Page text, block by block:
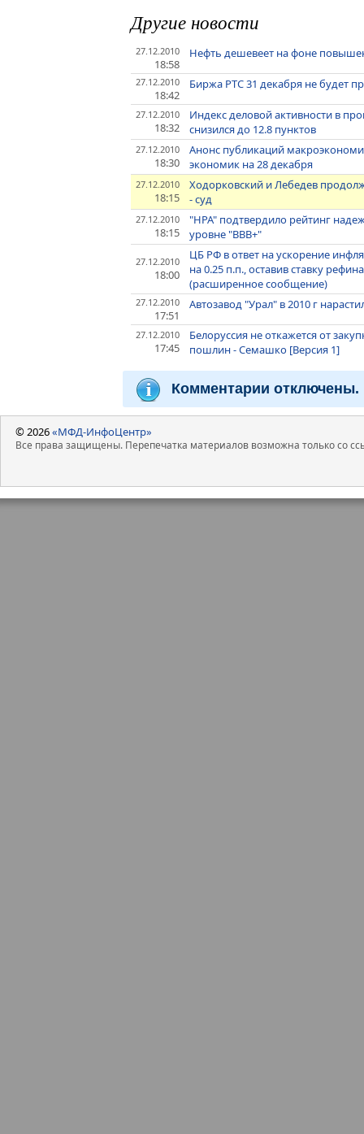
Другие новости
27.12.2010
18:58
Нефть дешевеет на фоне
27.12.2010
18:42
Биржа РТС 31 декабря не будет
27.12.2010
18:32
Индекс деловой активности в
снизился до 12.8 пунктов
27.12.2010
18:30
Анонс публикаций
экономик на 28 декабря
27.12.2010
18:15
Ходорковский и Лебедев
- суд
27.12.2010
18:15
"НРА" подтвердило рейтинг
уровне "ВВВ+"
27.12.2010
18:00
ЦБ РФ в ответ на ускорение
на 0.25 п.п., оставив ставку
(расширенное сообщение)
27.12.2010
17:51
Автозавод "Урал" в 2010 г
27.12.2010
17:45
Белоруссия не откажется от
пошлин - Семашко [Версия 1]
Комментарии отключены.
© 2026«МФД-ИнфоЦентр»
Все права защищены. Перепечатка материалов возможна только со